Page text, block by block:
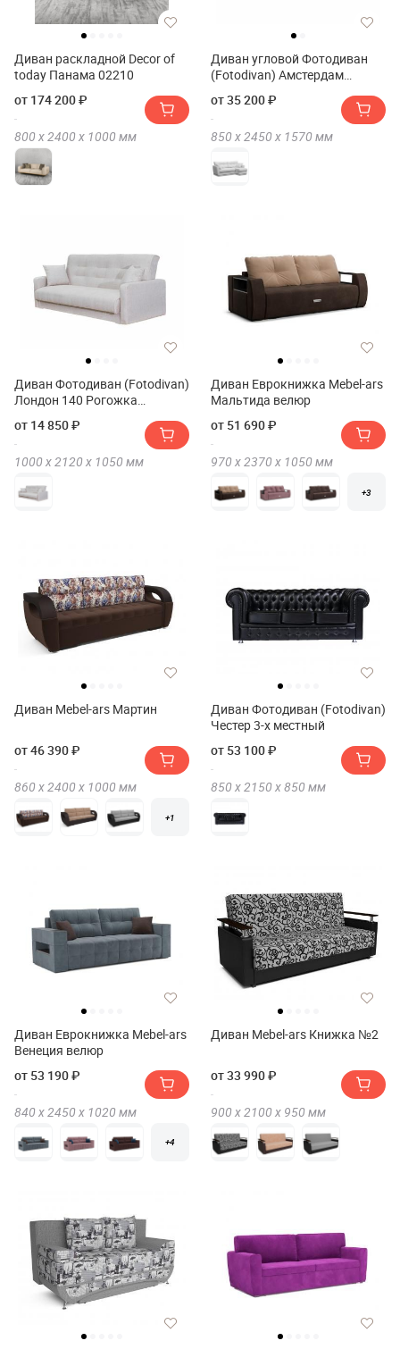
Диван раскладной Decor of
today Панама 02210
от 174 200 ₽
800 х2400 х 1000 мм
Диван угловой Фотодиван
(Fotodivan) Амстердам
от 35 200 ₽
850 х2450 х 1570 мм
Диван Фотодиван (Fotodivan)
Лондон 140 Рогожка
от 14 850 ₽
1000 х2120 х 1050 мм
Диван Еврокнижка Mebel-ars
Мальтида велюр
от 51 690 ₽
970 х2370 х 1050 мм
+3
Диван Mebel-ars Мартин
от 46 390 ₽
860 х2400 х 1000 мм
+1
Диван Фотодиван (Fotodivan)
Честер 3-х местный
от 53 100 ₽
850 х2150 х850 мм
Диван Еврокнижка Mebel-ars
Венеция велюр
от 53 190 ₽
840 х2450 х 1020 мм
+4
Диван Mebel-ars Книжка №2
от 33 990 ₽
900 х2100 х 950 мм